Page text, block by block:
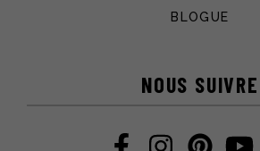
BLOGUE
NOUS SUIVRE